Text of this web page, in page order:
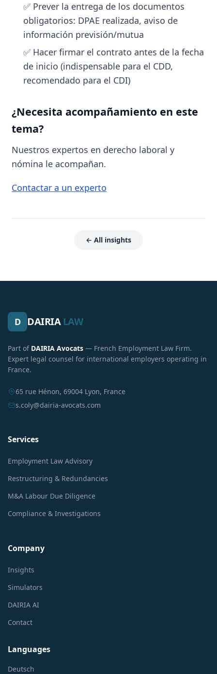
✅ Prever la entrega de los documentos
obligatorios: DPAE realizada, aviso de
información previsión/mutua
✅ Hacer firmar el contrato antes de la fecha
de inicio (indispensable para el CDD,
recomendado para el CDI)
¿Necesita acompañamiento en este
tema?
Nuestros expertos en derecho laboral y
nómina le acompañan.
Contactar a un experto
← All insights
D DAIRIA LAW
Part of DAIRIA Avocats — French Employment Law Firm.
Expert legal counsel for international employers operating in
France.
65 rue Hénon, 69004 Lyon, France
s.coly@dairia-avocats.com
Services
Employment Law Advisory
Restructuring & Redundancies
M&A Labour Due Diligence
Compliance & Investigations
Company
Insights
Simulators
DAIRIA AI
Contact
Languages
Deutsch